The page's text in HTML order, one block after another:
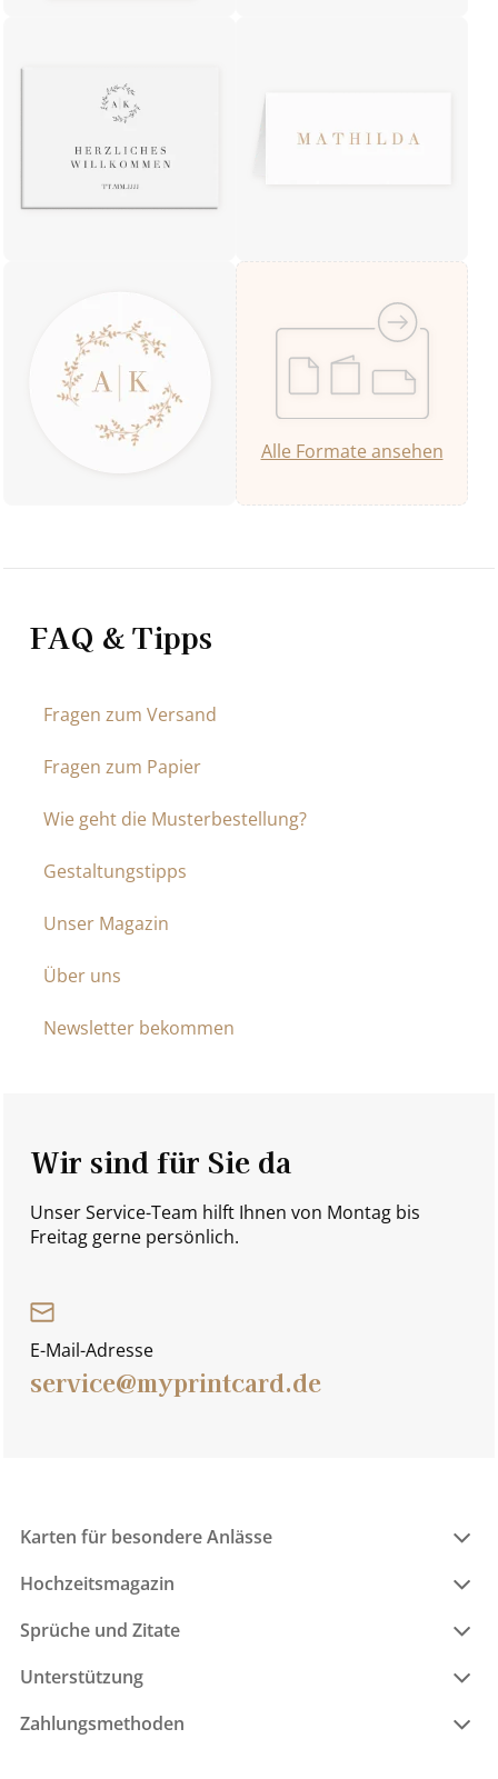
Alle Formate ansehen
FAQ & Tipps
Fragen zum Versand
Fragen zum Papier
Wie geht die Musterbestellung?
Gestaltungstipps
Unser Magazin
Über uns
Newsletter bekommen
Wir sind für Sie da
Unser Service-Team hilft Ihnen von Montag bis
Freitag gerne persönlich.
E-Mail-Adresse
service@myprintcard.de
Karten für besondere Anlässe
Hochzeitsmagazin
Sprüche und Zitate
Unterstützung
Zahlungsmethoden